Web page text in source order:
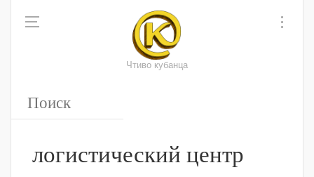
Чтиво кубанца
логистический центр